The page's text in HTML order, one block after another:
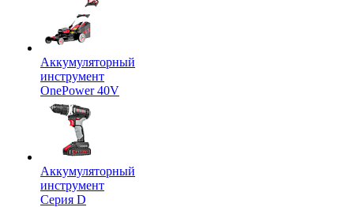
Аккумуляторный
инструмент
OnePower 40V
Аккумуляторный
инструмент
Серия D